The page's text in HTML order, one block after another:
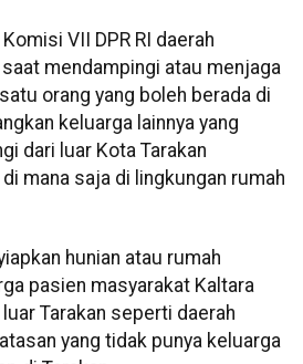
VII DPR RI daerah
mendampingi atau menjaga
orang yang boleh berada di
keluarga lainnya yang
dari luar Kota Tarakan
mana saja di lingkungan rumah
hunian atau rumah
pasien masyarakat Kaltara
Tarakan seperti daerah
yang tidak punya keluarga